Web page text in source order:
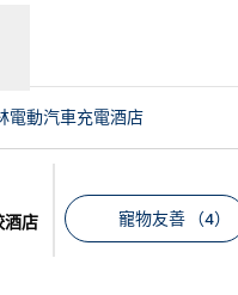
電動汽車充電酒店
酒店 寵物友善 （4）